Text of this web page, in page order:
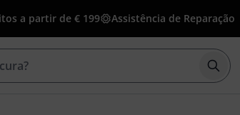
a partir de € 199 Assistência de Reparação